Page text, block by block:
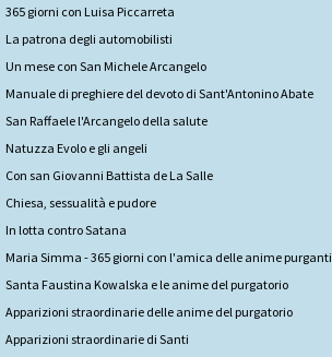
365 giorni con Luisa Piccarreta
La patrona degli automobilisti
Un mese con San Michele Arcangelo
Manuale di preghiere del devoto di Sant'Antonino Abate
San Raffaele l'Arcangelo della salute
Natuzza Evolo e gli angeli
Con san Giovanni Battista de La Salle
Chiesa, sessualità e pudore
In lotta contro Satana
Maria Simma - 365 giorni con l'amica delle anime purganti
Santa Faustina Kowalska e le anime del purgatorio
Apparizioni straordinarie delle anime del purgatorio
Apparizioni straordinarie di Santi